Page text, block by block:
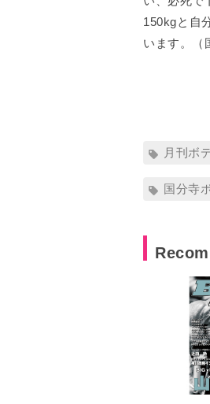
150kgと自
います。（
月刊ボ
国分寺